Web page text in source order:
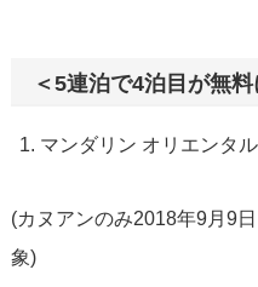
＜5連泊で4泊目が無
マンダリン オリエンタ
(カヌアンのみ2018年9月9
象)